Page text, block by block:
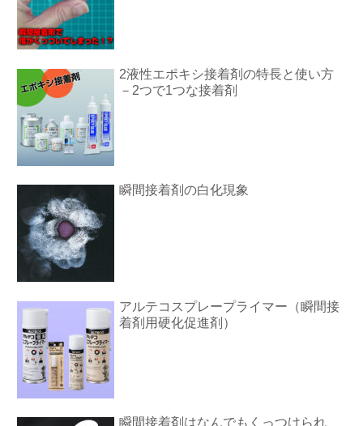
2液性エポキシ接着剤の特長と使い方
－2つで1つな接着剤
瞬間接着剤の白化現象
アルテコスプレープライマー（瞬間接
着剤用硬化促進剤）
瞬間接着剤はなんでもくっつけられ